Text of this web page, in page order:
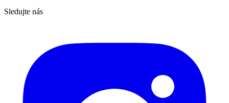
Sledujte nás